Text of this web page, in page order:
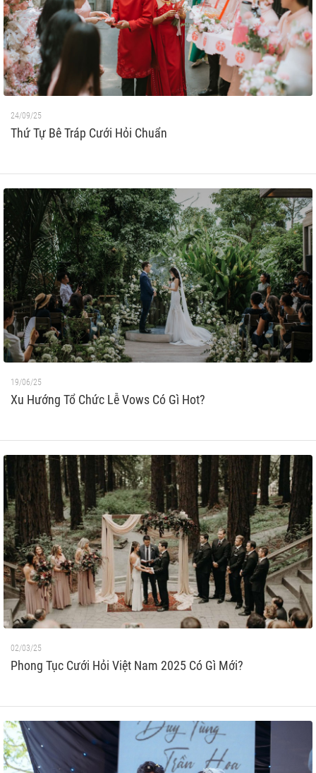
24/09/25
Thứ Tự Bê Tráp Cưới Hỏi Chuẩn
19/06/25
Xu Hướng Tổ Chức Lễ Vows Có Gì Hot?
02/03/25
Phong Tục Cưới Hỏi Việt Nam 2025 Có Gì Mới?